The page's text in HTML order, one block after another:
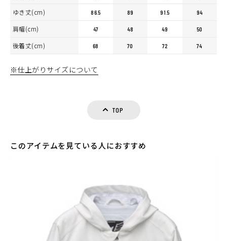
ゆき丈(cm) 86.5 89 91.5 94
肩幅(cm) 47 48 49 50
後着丈(cm) 68 70 72 74
※仕上がりサイズについて
TOP
このアイテムを見ている人におすすめ